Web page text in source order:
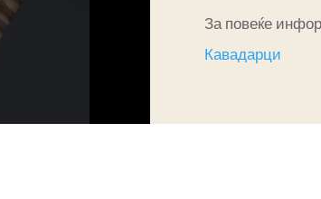
За повеќе
Кавадарци